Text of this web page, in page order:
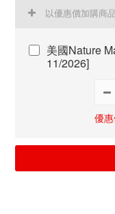
以優惠價加購商品
美國Nature
11/2026]
優